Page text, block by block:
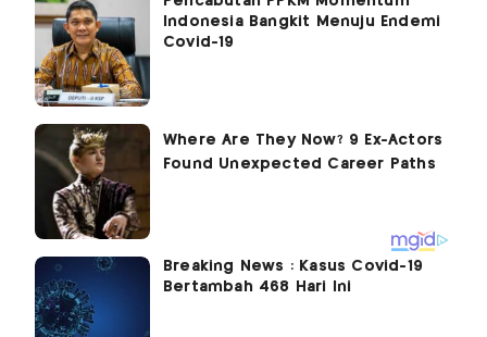
Indonesia Bangkit Menuju Endemi
Covid-19
Breaking News : Kasus Covid-19
Bertambah 468 Hari Ini